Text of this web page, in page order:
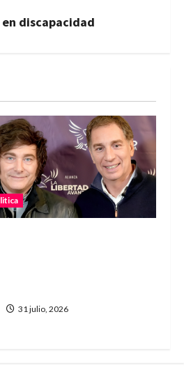
discapacidad
31 julio, 2026